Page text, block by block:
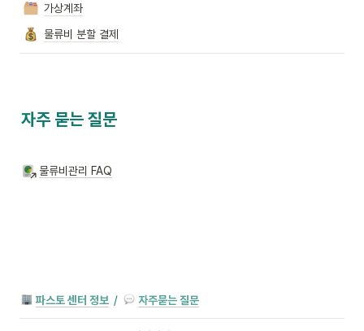
가상계좌
물류비 분할 결제
자주 묻는 질문
물류비관리 FAQ
파스토 센터 정보 / 자주묻는 질문